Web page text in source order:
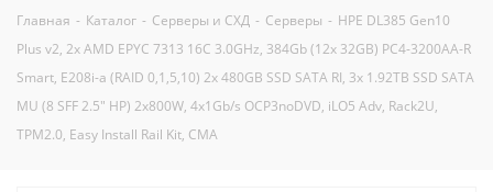
Главная - Каталог - Серверы и СХД - Серверы - HPE DL385 Gen10
Plus v2, 2x AMD EPYC 7313 16C 3.0GHz, 384Gb (12x 32GB) PC4-3200AA-R
Smart, E208i-a (RAID 0,1,5,10) 2x 480GB SSD SATA RI, 3x 1.92TB SSD SATA
MU (8 SFF 2.5" HP) 2x800W, 4x1Gb/s OCP3noDVD, iLO5 Adv, Rack2U,
TPM2.0, Easy Install Rail Kit, CMA